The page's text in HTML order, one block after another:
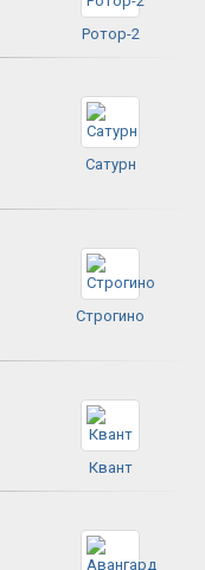
Ротор-2
Сатурн
Строгино
Квант